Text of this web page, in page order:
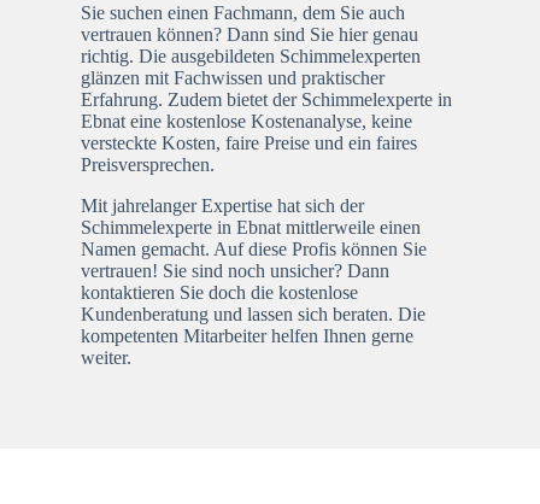
Sie suchen einen Fachmann, dem Sie auch
vertrauen können? Dann sind Sie hier genau
richtig. Die ausgebildeten Schimmelexperten
glänzen mit Fachwissen und praktischer
Erfahrung. Zudem bietet der Schimmelexperte in
Ebnat eine kostenlose Kostenanalyse, keine
versteckte Kosten, faire Preise und ein faires
Preisversprechen.
Mit jahrelanger Expertise hat sich der
Schimmelexperte in Ebnat mittlerweile einen
Namen gemacht. Auf diese Profis können Sie
vertrauen! Sie sind noch unsicher? Dann
kontaktieren Sie doch die kostenlose
Kundenberatung und lassen sich beraten. Die
kompetenten Mitarbeiter helfen Ihnen gerne
weiter.